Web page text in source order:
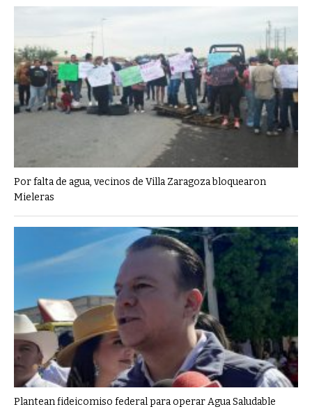
Por falta de agua, vecinos de Villa Zaragoza bloquearon
Mieleras
Plantean fideicomiso federal para operar Agua Saludable